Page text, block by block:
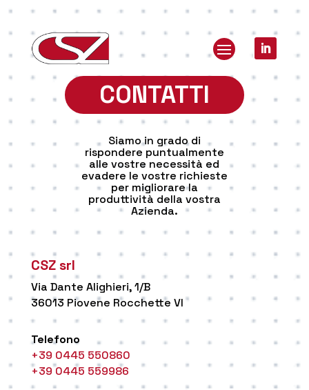
CONTATTI
Siamo in grado di
rispondere puntualmente
alle vostre necessità ed
evadere le vostre richieste
per migliorare la
produttività della vostra
Azienda.
CSZ srl
Via Dante Alighieri, 1/B
36013 Piovene Rocchette VI
Telefono
+39 0445 550860
+39 0445 559986